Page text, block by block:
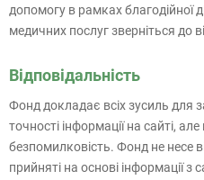
допомогу в рамках благодійної
медичних послуг зверніться до
Відповідальність
Фонд докладає всіх зусиль для
точності інформації на сайті,
безпомилковість. Фонд не несе
прийняті на основі інформації з